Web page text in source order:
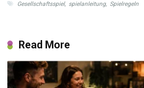
Gesellschaftsspiel, spielanleitung, Spielregeln
Read More